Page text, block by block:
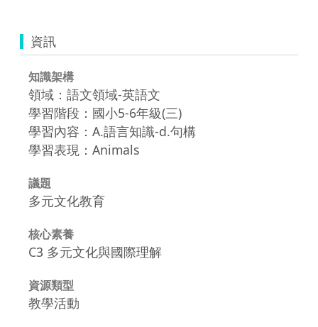
資訊
知識架構
領域：語文領域-英語文
學習階段：國小5-6年級(三)
學習內容：A.語言知識-d.句構
學習表現：Animals
議題
多元文化教育
核心素養
C3 多元文化與國際理解
資源類型
教學活動